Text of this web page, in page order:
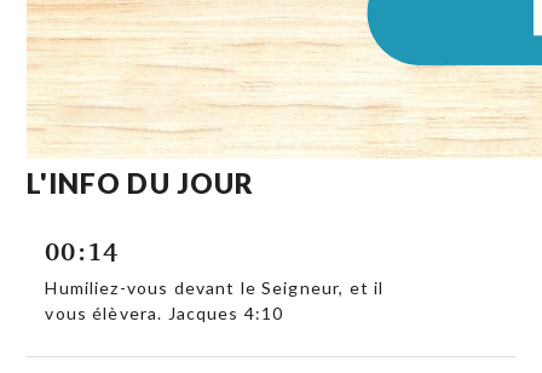
L'INFO DU JOUR
00:14
Humiliez-vous devant le Seigneur, et il
vous élèvera. Jacques 4:10